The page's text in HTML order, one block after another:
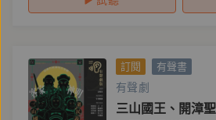
訂閱 有聲書
有聲劇
三山國王、開漳